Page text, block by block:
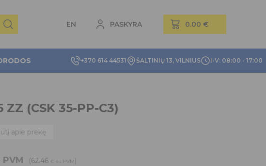
EN PASKYRA
+370 614 44531 ŠALTINIŲ 13, VILNIUS I-V: 08:00 - 17:00
ZZ (CSK 35-PP-C3)
apie prekę
PVM (62.46 € su PVM)